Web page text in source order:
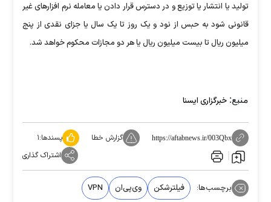
تولید یا انتشار یا توزیع و در دسترس قرار دادن یا معامله نرم افزارهای غیر
قانونی شود به حبس از نود و یک روز تا یک سال یا جزای نقدی از پنج
میلیون ریال تا بیست میلیون ریال یا هر دو مجازات محکوم خواهد شد.
منبع: خبرگزاری ایسنا
https://aftabnews.ir/003Qbx گزارش خطا پسندها:۱
اشتراک گذاری
برچسب‌ها: فیلترشکن وی‌پی‌ان VPN